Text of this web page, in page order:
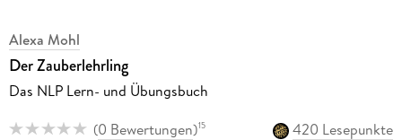
Alexa Mohl
Der Zauberlehrling
Das NLP Lern- und Übungsbuch
(0 Bewertungen)15
420 Lesepunkte